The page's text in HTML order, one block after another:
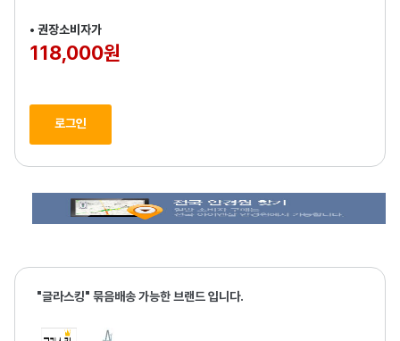
• 권장소비자가
118,000원
로그인
"글라스킹" 묶음배송 가능한 브랜드 입니다.